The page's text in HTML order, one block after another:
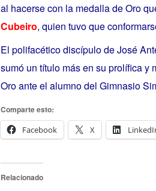
al hacerse con la medalla de Oro
Cubeiro, quien tuvo que
El polifacético discípulo de José
sumó un título más en su prolífica y
Oro ante el alumno del Gimnasio
Comparte esto:
Facebook
X
Relacionado